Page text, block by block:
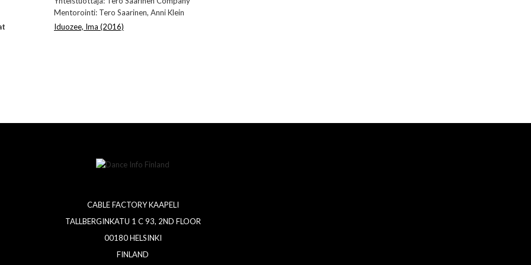
Mentorointi: Tero Saarinen, Anni Klein
Iduozee, Ima (2016)
CABLE FACTORY KAAPELI
TALLBERGINKATU 1 C 93, 2ND FLOOR
00180 HELSINKI
FINLAND